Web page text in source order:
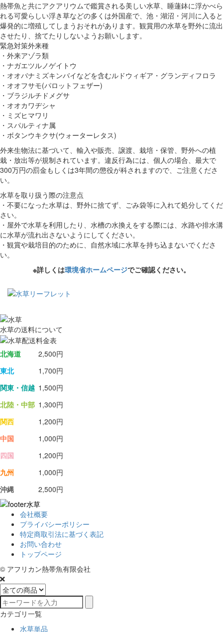
熱帯魚と共にアクアリウムで鑑賞される美しい水草、睡蓮鉢に浮かべら
れる可愛らしい浮き草などの多くは外国産で、池・湖沼・河川に入ると
爆発的に増殖してしまうおそれがあります。観賞用の水草を野外に流出
させたり、捨てたりしないようお願いします。
緊急対策外来種
・外来アゾラ類
・ナガエツルノゲイトウ
・オオバナミズキンバイなどを含むルドウィギア・グランディフロラ
・オオフサモ(パロットフェザー)
・ブラジルチドメグサ
・オオカワヂシャ
・ミズヒマワリ
・スパルティナ属
・ボタンウキクサ(ウォーターレタス)
外来生物法に基づいて、輸入や販売、譲渡、栽培・保管、野外への植
栽・放出等が規制されています。違反行為には、個人の場合、最大で
300万円の罰金もしくは3年間の懲役が科されますので、ご注意くださ
い。
水草を取り扱う際の注意点
・不要になった水草は、野外に捨てず、ごみ袋等に入れて処分してくだ
さい。
・屋外で水草を利用したり、水槽の水換えをする際には、水路や排水溝
に水草が流れ出さないようにしてください。
・観賞や栽培目的のために、自然水域に水草を持ち込まないでくださ
い。
※詳しくは環境省ホームページでご確認ください。
水草の送料について
北海道
2,500円
東北
1,700円
関東・信越 1,500円
北陸・中部 1,300円
関西
1,200円
中国
1,000円
四国
1,200円
九州
1,000円
沖縄
2,500円
会社概要
プライバシーポリシー
特定商取引法に基づく表記
お問い合わせ
トップページ
© アフリカン熱帯魚有限会社
カテゴリ一覧
水草単品